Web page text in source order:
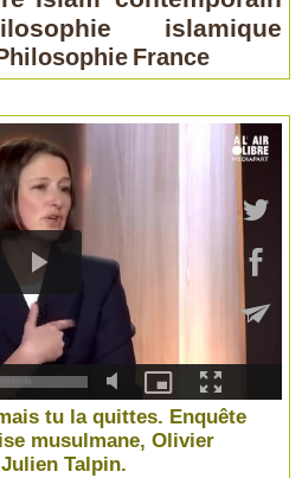
islamique
France
tu la quittes. Enquête
musulmane, Olivier
Talpin.